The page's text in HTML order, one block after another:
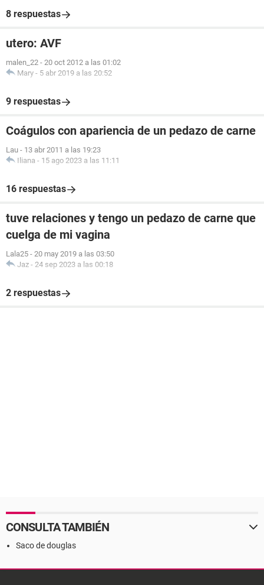
8 respuestas
utero: AVF
malen_22 - 20 oct 2012 a las 01:02
Mary - 5 abr 2019 a las 20:52
9 respuestas
Coágulos con apariencia de un pedazo de carne
Lau - 13 abr 2011 a las 19:23
Iliana - 15 ago 2023 a las 11:11
16 respuestas
tuve relaciones y tengo un pedazo de carne que
cuelga de mi vagina
Lala25 - 20 may 2019 a las 03:50
Jaz - 24 sep 2023 a las 00:18
2 respuestas
CONSULTA TAMBIÉN
Saco de douglas